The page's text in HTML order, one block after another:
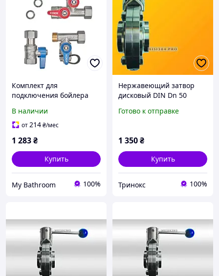
Комплект для
подключения бойлера
В наличии
от214₴/мес
1 283₴
Купить
My Bathroom 100%
Нержавеющий затвор
дисковый DIN Dn 50
Готово к отправке
1 350₴
Купить
Тринокс 100%